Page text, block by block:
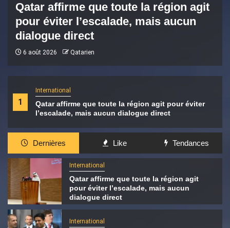
1
International
Qatar affirme que toute la région agit pour éviter
l’escalade, mais aucun dialogue direct
Qatar affirme que toute la région agit
pour éviter l’escalade, mais aucun
dialogue direct
6 août 2026 Qatarien
Dernières Like Tendances
International
Qatar affirme que toute la région agit
pour éviter l’escalade, mais aucun
dialogue direct
International